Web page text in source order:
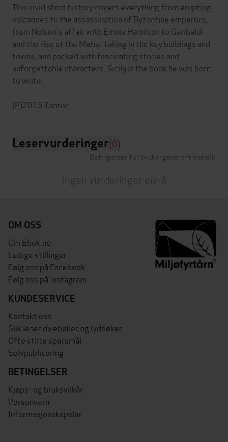
This vivid short history covers everything from erupting
volcanoes to the assassination of Byzantine emperors,
from Nelson's affair with Emma Hamilton to Garibaldi
and the rise of the Mafia. Taking in the key buildings and
towns, and packed with fascinating stories and
unforgettable characters, Sicilyis the book he was born
to write.
Leservurderinger(0)
Betingelser for brukergenerert innhold
Ingen vurderinger ennå
OM OSS
Om Ebok.no
Ledige stillinger
Følg oss på Facebook
Følg oss på Instagram
KUNDESERVICE
Kontakt oss
Slik leser du ebøker og lydbøker
Ofte stilte spørsmål
Selvpublisering
BETINGELSER
Kjøps- og bruksvilkår
Personvern
Informasjonskapsler